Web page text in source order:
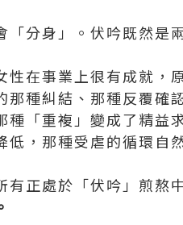
「分身」。伏吟既然是
性在事業上很有成就，
那種糾結、那種反覆確
種「重複」變成了精
低，那種受虐的循環自
有正處於「伏吟」煎熬